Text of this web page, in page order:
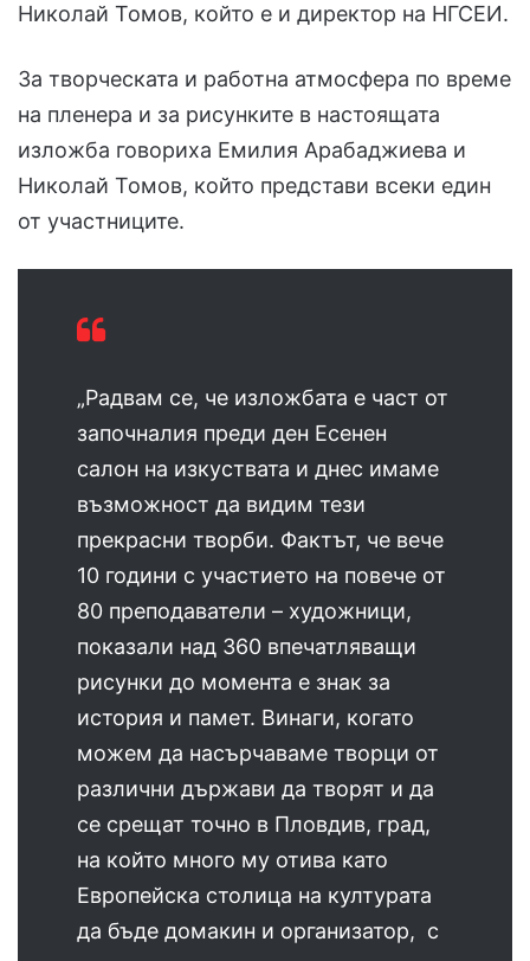
Николай Томов, който е и директор на НГСЕИ.
За творческата и работна атмосфера по време
на пленера и за рисунките в настоящата
изложба говориха Емилия Арабаджиева и
Николай Томов, който представи всеки един
от участниците.
„Радвам се, че изложбата е част от
започналия преди ден Есенен
салон на изкуствата и днес имаме
възможност да видим тези
прекрасни творби. Фактът, че вече
10 години с участието на повече от
80 преподаватели – художници,
показали над 360 впечатляващи
рисунки до момента е знак за
история и памет. Винаги, когато
можем да насърчаваме творци от
различни държави да творят и да
се срещат точно в Пловдив, град,
на който много му отива като
Европейска столица на културата
да бъде домакин и организатор, с